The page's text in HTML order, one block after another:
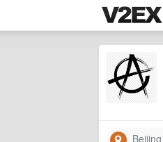
Beijing